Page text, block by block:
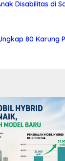
Disabilitas di
80 Karung